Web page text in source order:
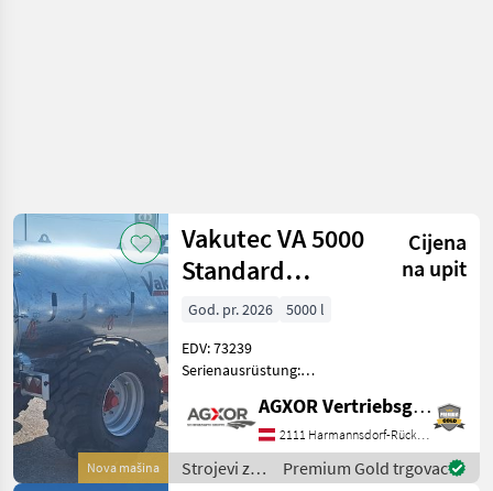
Nova mašina
Vakutec VA 5000
Standard
Vakuumfass
Cijena
na upit
God. pr. 2026
5000 l
EDV: 73239
Serienausrüstung:
Feuerverzinkter,
selbsttragender, gesickter
Stahlblechbehälter mit
durchgehendem Rahmen,
AGXOR Vertriebsgesellschaft Ost GmbH
2111 Harmannsdorf-Rückersdorf
Strojevi za
Premium Gold trgovac